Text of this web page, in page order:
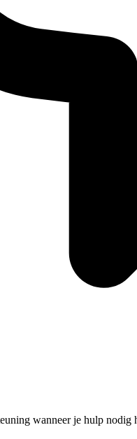
wanneer je hulp nodig